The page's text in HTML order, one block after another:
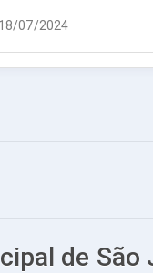
18/07/2024
de São